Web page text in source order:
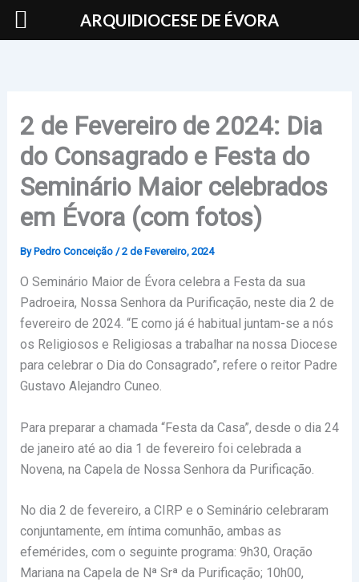
Skip
2 de Fevereiro de 2024: Dia
do Consagrado e Festa do
Seminário Maior celebrados
em Évora (com fotos)
By Pedro Conceição /2 de Fevereiro, 2024
O Seminário Maior de Évora celebra a Festa da sua
Padroeira, Nossa Senhora da Purificação, neste dia 2 de
fevereiro de 2024. “E como já é habitual juntam-se a nós
os Religiosos e Religiosas a trabalhar na nossa Diocese
para celebrar o Dia do Consagrado”, refere o reitor Padre
Gustavo Alejandro Cuneo.
Para preparar a chamada “Festa da Casa”, desde o dia 24
de janeiro até ao dia 1 de fevereiro foi celebrada a
Novena, na Capela de Nossa Senhora da Purificação.
No dia 2 de fevereiro, a CIRP e o Seminário celebraram
conjuntamente, em íntima comunhão, ambas as
efemérides, com o seguinte programa: 9h30, Oração
Mariana na Capela de Nª Srª da Purificação; 10h00,
ARQUIDIOCESE DE ÉVORA